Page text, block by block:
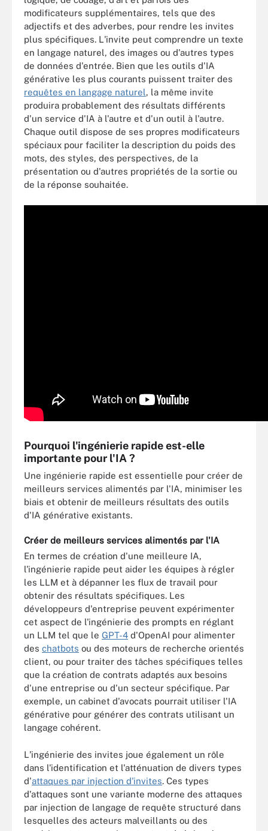
modificateurs supplémentaires, tels que des
adjectifs et des adverbes, pour rendre les invites
plus spécifiques. L'invite peut comprendre un texte
en langage naturel, des images ou d'autres types
de données d'entrée. Bien que les outils d'IA
générative les plus courants puissent traiter des
requêtes en langage naturel, la même invite
produira probablement des résultats différents
d'un service d'IA à l'autre et d'un outil à l'autre.
Chaque outil dispose de ses propres modificateurs
spéciaux pour faciliter la description du poids des
mots, des styles, des perspectives, de la
présentation ou d'autres propriétés de la sortie ou
de la réponse souhaitée.
Pourquoi l'ingénierie rapide est-elle
importante pour l'IA ?
Une ingénierie rapide est essentielle pour créer de
meilleurs services alimentés par l'IA, minimiser les
biais et obtenir de meilleurs résultats des outils
d'IA générative existants.
Créer de meilleurs services alimentés par l'IA
En termes de création d'une meilleure IA,
l'ingénierie rapide peut aider les équipes à régler
les LLM et à dépanner les flux de travail pour
obtenir des résultats spécifiques. Les
développeurs d'entreprise peuvent expérimenter
cet aspect de l'ingénierie des prompts en réglant
un LLM tel que le GPT-4 d'OpenAI pour alimenter
des chatbots ou des moteurs de recherche orientés
client, ou pour traiter des tâches spécifiques telles
que la création de contrats adaptés aux besoins
d'une entreprise ou d'un secteur spécifique. Par
exemple, un cabinet d'avocats pourrait utiliser l'IA
générative pour générer des contrats utilisant un
langage cohérent.
L'ingénierie des invites joue également un rôle
dans l'identification et l'atténuation de divers types
d'attaques par injection d'invites. Ces types
d'attaques sont une variante moderne des attaques
par injection de langage de requête structuré dans
lesquelles des acteurs malveillants ou des